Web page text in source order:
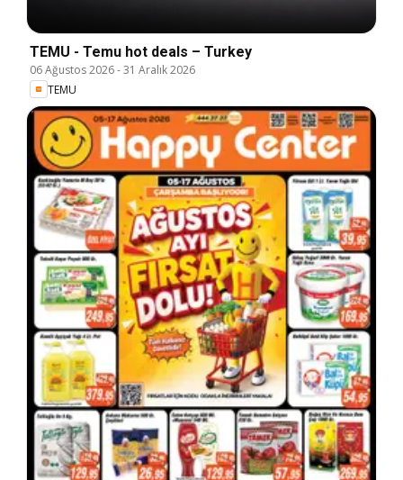
TEMU - Temu hot deals – Turkey
06 Ağustos 2026-31 Aralık 2026
TEMU